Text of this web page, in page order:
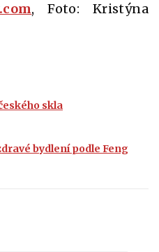
, Foto: Kristýna
skla
bydlení podle Feng